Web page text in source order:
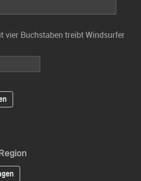
vier Buchstaben treibt Windsurfer